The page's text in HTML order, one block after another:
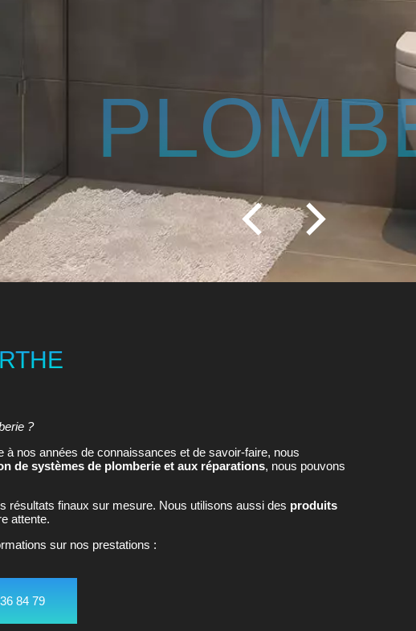
-
?
à nos années de connaissances et de savoir-faire, nous
de systèmes de plomberie et aux réparations, nous pouvons
résultats finaux sur mesure. Nous utilisons aussi des produits
attente.
sur nos prestations :
84 79